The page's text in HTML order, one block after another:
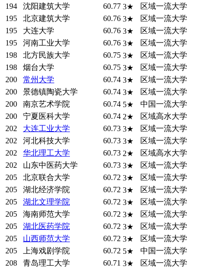
194
沈阳建筑大学 60.77 3★
区域一流大学
195
北京建筑大学 60.76 3★
区域一流大学
195
大连大学 60.76 3★
区域一流大学
195
河南工业大学 60.76 3★
区域一流大学
198
北方民族大学 60.75 3★
区域一流大学
198
烟台大学 60.75 3★
区域一流大学
200
常州大学 60.74 3★
区域一流大学
200
景德镇陶瓷大学 60.74 3★
区域一流大学
200
南京艺术学院 60.74 5★
中国一流大学
200
宁夏医科大学 60.74 2★
区域高水大学
202
大连工业大学 60.73 3★
区域一流大学
202
河北科技大学 60.73 3★
区域一流大学
202
华北理工大学 60.73 2★
区域高水大学
202
山东中医药大学 60.73 3★
区域一流大学
205
北京联合大学 60.72 3★
区域一流大学
205
湖北经济学院 60.72 3★
区域一流大学
205
湖北文理学院 60.72 3★
区域一流大学
205
海南师范大学 60.72 3★
区域一流大学
205
湖北医药学院 60.72 3★
区域一流大学
205
山西师范大学 60.72 3★
区域一流大学
205
上海戏剧学院 60.72 5★
中国一流大学
208
青岛理工大学 60.71 3★
区域一流大学